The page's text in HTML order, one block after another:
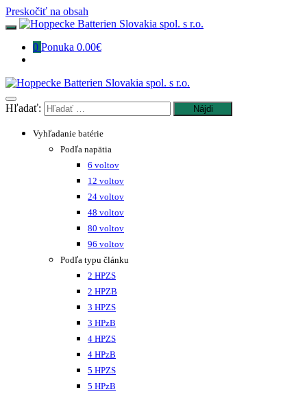
Preskočiť na obsah
0 Ponuka 0.00€
Hľadať:
Vyhľadanie batérie
Podľa napätia
6 voltov
12 voltov
24 voltov
48 voltov
80 voltov
96 voltov
Podľa typu článku
2 HPZS
2 HPZB
3 HPZS
3 HPzB
4 HPZS
4 HPzB
5 HPZS
5 HPzB